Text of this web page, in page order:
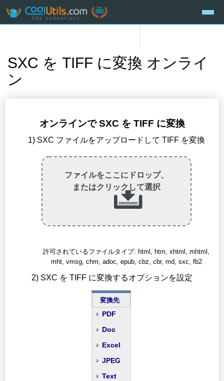
SXC を TIFF に変換 オンライ
ン
オンラインで SXC を TIFF に変換
1) SXC ファイルをアップロードして TIFF を変換
ファイルをここにドロップ、
またはクリックして選択
許可されているファイルタイプ: html, htm, xhtml, mhtml,
mht, vmsg, chm, adoc, epub, cbz, cbr, md, sxc, fb2
2) SXC を TIFF に変換するオプションを設定
変換先
PDF
Doc
Excel
JPEG
Text